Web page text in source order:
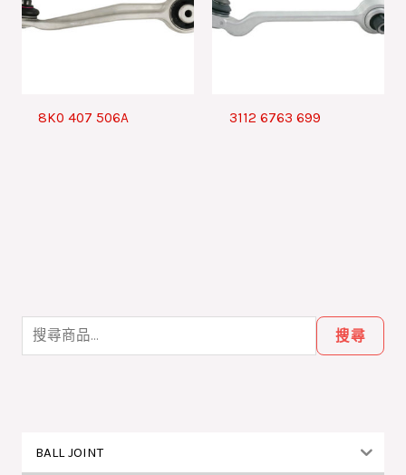
尋
關
搜尋
BALL JOINT
8K0 407 506A 3112 6763 699